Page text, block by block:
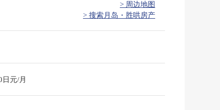
> 周边地图
> 搜索月岛・胜哄房产
日元/月